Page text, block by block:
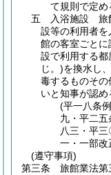
て規則で定め
五
入浴施設 旅
設等の利用者
館の客室ごと
設で利用する都
じ。)を換水し
毒するものそ
いと知事が認
(平一八条
九・平二
八三・平
一・一部改
(遵守事項)
第三条
旅館業法第